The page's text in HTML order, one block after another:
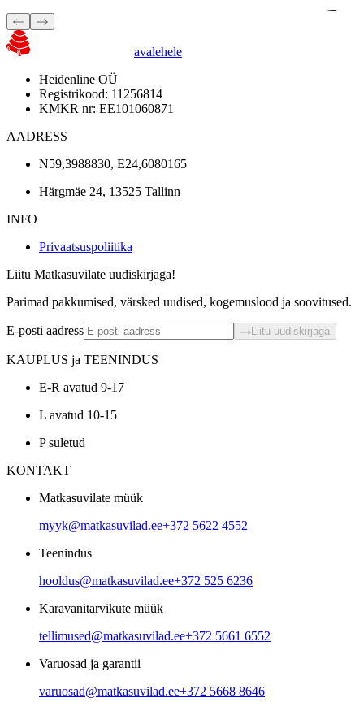
avalehele
Heidenline OÜ
Registrikood: 11256814
KMKR nr: EE101060871
AADRESS
N59,3988830, E24,6080165
Härgmäe 24, 13525 Tallinn
INFO
Privaatsuspoliitika
Liitu Matkasuvilate uudiskirjaga!
Parimad pakkumised, värsked uudised, kogemuslood ja soovitused.
E-posti aadress Liitu uudiskirjaga
KAUPLUS ja TEENINDUS
E-R avatud 9-17
L avatud 10-15
P suletud
KONTAKT
Matkasuvilate müük
myyk@matkasuvilad.ee+372 5622 4552
Teenindus
hooldus@matkasuvilad.ee+372 525 6236
Karavanitarvikute müük
tellimused@matkasuvilad.ee+372 5661 6552
Varuosad ja garantii
varuosad@matkasuvilad.ee+372 5668 8646